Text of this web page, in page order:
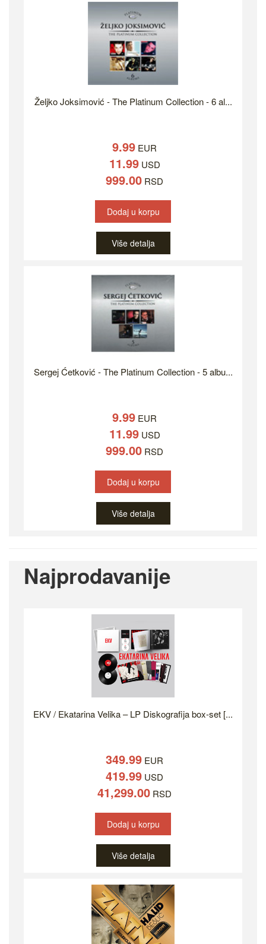
Željko Joksimović - The Platinum Collection - 6 al...
9.99 EUR
11.99USD
999.00 RSD
Dodaj u korpu
Više detalja
Sergej Ćetković - The Platinum Collection - 5 albu...
9.99 EUR
11.99USD
999.00 RSD
Dodaj u korpu
Više detalja
Najprodavanije
EKV / Ekatarina Velika – LP Diskografija box-set [...
349.99 EUR
419.99 USD
41,299.00 RSD
Dodaj u korpu
Više detalja